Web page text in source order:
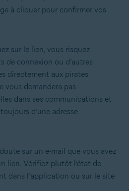
à cliquer pour confirmer vos
sur le lien, vous risquez
de connexion ou d’autres
directement aux pirates
vous demandera pas
dans ses communications et
d’une adresse
sur un e-mail que vous avez
lien. Vérifiez plutôt l’état de
dans l’application ou sur le site